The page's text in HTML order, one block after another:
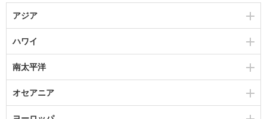
アジア
ハワイ
南太平洋
オセアニア